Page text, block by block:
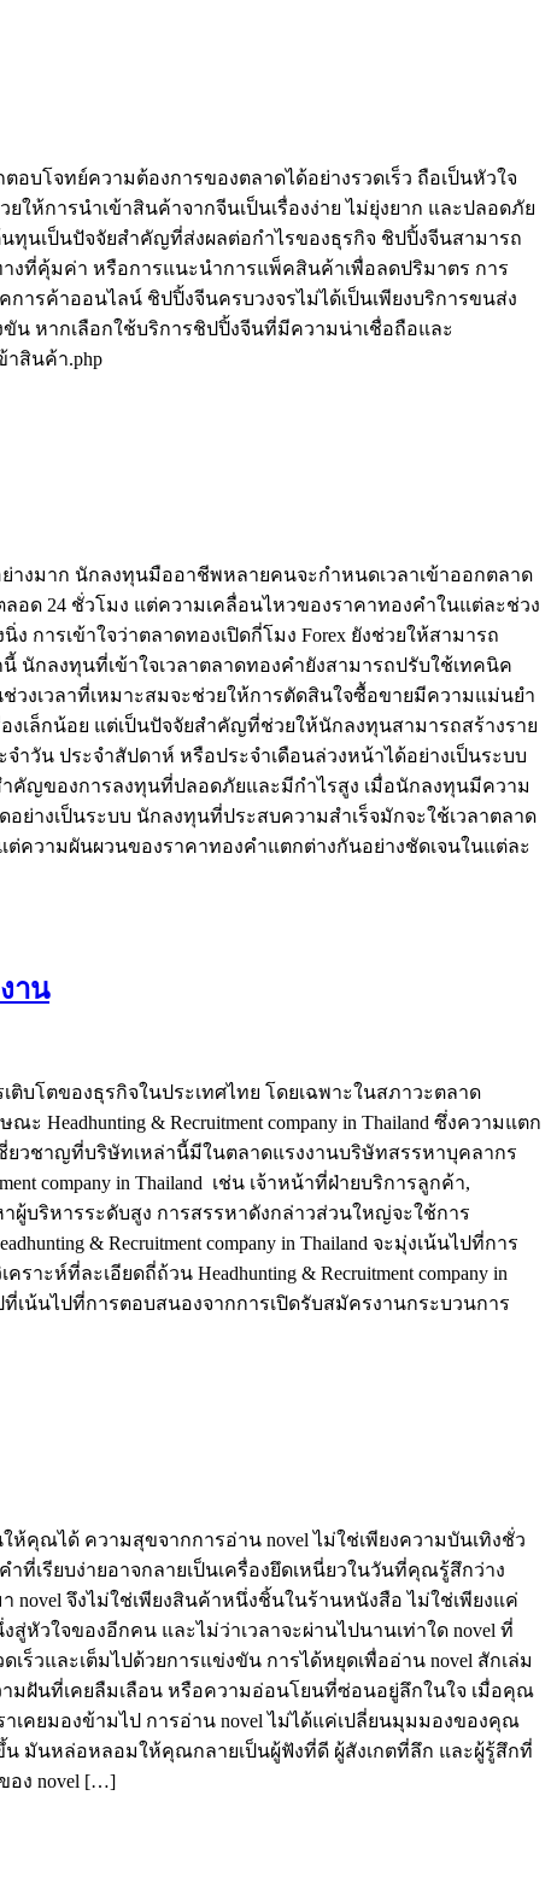
บโจทย์ความต้องการของตลาดได้อย่างรวดเร็ว ถือเป็นหัวใจ
ห้การนำเข้าสินค้าจากจีนเป็นเรื่องง่าย ไม่ยุ่งยาก และปลอดภัย
นเป็นปัจจัยสำคัญที่ส่งผลต่อกำไรของธุรกิจ ชิปปิ้งจีนสามารถ
งที่คุ้มค่า หรือการแนะนำการแพ็คสินค้าเพื่อลดปริมาตร การ
รค้าออนไลน์ ชิปปิ้งจีนครบวงจรไม่ได้เป็นเพียงบริการขนส่ง
น หากเลือกใช้บริการชิปปิ้งจีนที่มีความน่าเชื่อถือและ
าสินค้า.php
างมาก นักลงทุนมืออาชีพหลายคนจะกำหนดเวลาเข้าออกตลาด
อด 24 ชั่วโมง แต่ความเคลื่อนไหวของราคาทองคำในแต่ละช่วง
ง การเข้าใจว่าตลาดทองเปิดกี่โมง Forex ยังช่วยให้สามารถ
นักลงทุนที่เข้าใจเวลาตลาดทองคำยังสามารถปรับใช้เทคนิค
ช่วงเวลาที่เหมาะสมจะช่วยให้การตัดสินใจซื้อขายมีความแม่นยำ
องเล็กน้อย แต่เป็นปัจจัยสำคัญที่ช่วยให้นักลงทุนสามารถสร้างราย
ำวัน ประจำสัปดาห์ หรือประจำเดือนล่วงหน้าได้อย่างเป็นระบบ
ำคัญของการลงทุนที่ปลอดภัยและมีกำไรสูง เมื่อนักลงทุนมีความ
ย่างเป็นระบบ นักลงทุนที่ประสบความสำเร็จมักจะใช้เวลาตลาด
ต่ความผันผวนของราคาทองคำแตกต่างกันอย่างชัดเจนในแต่ละ
าน
ติบโตของธุรกิจในประเทศไทย โดยเฉพาะในสภาวะตลาด
& Recruitment company in Thailand ซึ่งความแตก
วชาญที่บริษัทเหล่านี้มีในตลาดแรงงานบริษัทสรรหาบุคลากร
company in Thailand เช่น เจ้าหน้าที่ฝ่ายบริการลูกค้า,
บริหารระดับสูง การสรรหาดังกล่าวส่วนใหญ่จะใช้การ
& Recruitment company in Thailand จะมุ่งเน้นไปที่การ
ห์ที่ละเอียดถี่ถ้วน Headhunting & Recruitment company in
เน้นไปที่การตอบสนองจากการเปิดรับสมัครงานกระบวนการ
คุณได้ ความสุขจากการอ่าน novel ไม่ใช่เพียงความบันเทิงชั่ว
เรียบง่ายอาจกลายเป็นเครื่องยึดเหนี่ยวในวันที่คุณรู้สึกว่าง
จึงไม่ใช่เพียงสินค้าหนึ่งชิ้นในร้านหนังสือ ไม่ใช่เพียงแค่
วใจของอีกคน และไม่ว่าเวลาจะผ่านไปนานเท่าใด novel ที่
ร็วและเต็มไปด้วยการแข่งขัน การได้หยุดเพื่ออ่าน novel สักเล่ม
มฝันที่เคยลืมเลือน หรือความอ่อนโยนที่ซ่อนอยู่ลึกในใจ เมื่อคุณ
คยมองข้ามไป การอ่าน novel ไม่ได้แค่เปลี่ยนมุมมองของคุณ
มันหล่อหลอมให้คุณกลายเป็นผู้ฟังที่ดี ผู้สังเกตที่ลึก และผู้รู้สึกที่
อง novel […]